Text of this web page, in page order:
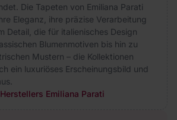
Die Tapeten von Emiliana Parati
Eleganz, ihre präzise Verarbeitung
Detail, die für italienisches Design
Blumenmotiven bis hin zu
Mustern – die Kollektionen
ein luxuriöses Erscheinungsbild und
Emiliana Parati